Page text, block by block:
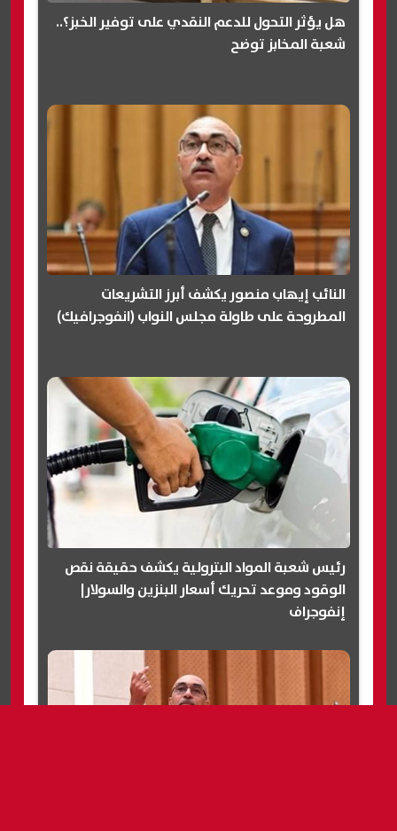
هل يؤثر التحول للدعم النقدي على توفير الخبز؟..
شعبة المخابز توضح
النائب إيهاب منصور يكشف أبرز التشريعات
المطروحة على طاولة مجلس النواب (انفوجرافيك)
رئيس شعبة المواد البترولية يكشف حقيقة نقص
الوقود وموعد تحريك أسعار البنزين والسولار|
إنفوجراف